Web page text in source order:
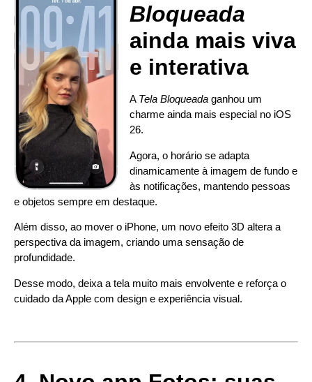
Bloqueada
ainda mais viva
e interativa
A Tela Bloqueada ganhou um
charme ainda mais especial no iOS
26.
Agora, o horário se adapta
dinamicamente à imagem de fundo e
às notificações, mantendo pessoas
e objetos sempre em destaque.
Além disso, ao mover o iPhone, um novo efeito 3D altera a
perspectiva da imagem, criando uma sensação de
profundidade.
Desse modo, deixa a tela muito mais envolvente e reforça o
cuidado da Apple com design e experiência visual.